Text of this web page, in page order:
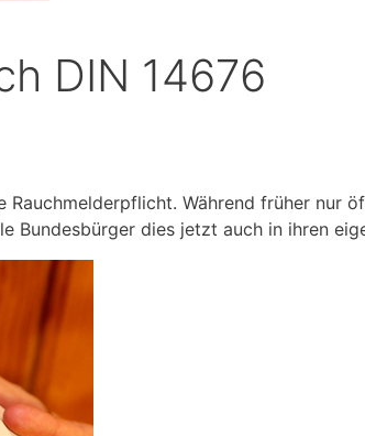
DIN 14676
Während früher nur
Bundesbürger dies jetzt auch in ihren